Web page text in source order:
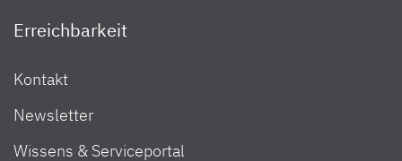
Erreichbarkeit
Kontakt
Newsletter
Wissens & Serviceportal